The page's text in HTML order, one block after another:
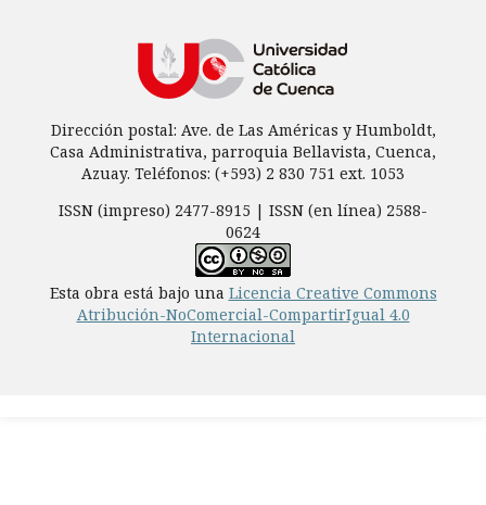
Dirección postal: Ave. de Las Américas y Humboldt,
Casa Administrativa, parroquia Bellavista, Cuenca,
Azuay. Teléfonos: (+593) 2 830 751 ext. 1053
ISSN (impreso) 2477-8915 | ISSN (en línea) 2588-
0624
Esta obra está bajo una Licencia Creative Commons
Atribución-NoComercial-CompartirIgual 4.0
Internacional